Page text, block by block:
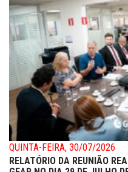
QUINTA-FEIRA, 30/07/2026
RELATÓRIO DA REUNIÃO